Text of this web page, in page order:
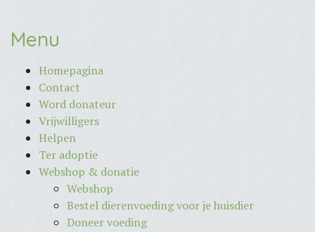
Menu
Homepagina
Contact
Word donateur
Vrijwilligers
Helpen
Ter adoptie
Webshop & donatie
Webshop
Bestel dierenvoeding voor je huisdier
Doneer voeding